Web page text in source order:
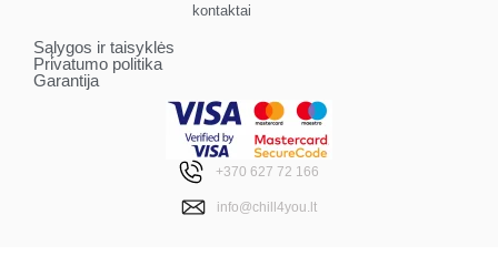
kontaktai
Sąlygos ir taisyklės
Privatumo politika
Garantija
+370 627 72 166
info@chill4you.lt